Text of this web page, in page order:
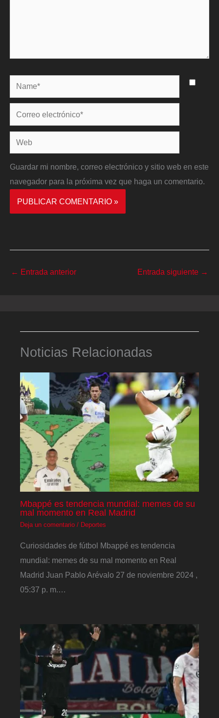
Name*
Correo
electrónico*
Web
Guardar mi nombre, correo electrónico y sitio web en este
navegador para la próxima vez que haga un comentario.
← Entrada anterior Entrada siguiente →
Noticias Relacionadas
Mbappé es tendencia mundial: memes de su
mal momento en Real Madrid
Deja un comentario / Deportes
Curiosidades de fútbol Mbappé es tendencia
mundial: memes de su mal momento en Real
Madrid Juan Pablo Arévalo 27 de noviembre 2024 ,
05:37 p. m.…